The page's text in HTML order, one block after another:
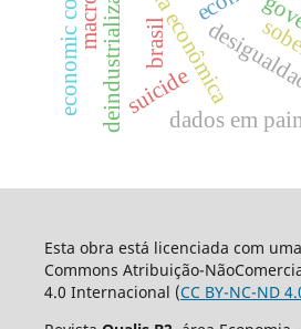
deindustrialization dados em
brasil
suicide
Esta obra está licenciada com
Commons Atribuição-
4.0 Internacional (CC BY-NC-ND